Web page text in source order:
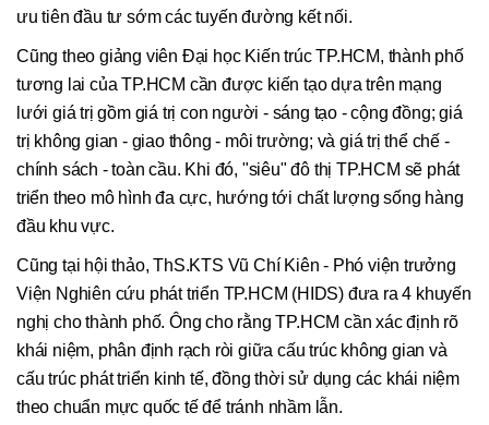
ưu tiên đầu tư sớm các tuyến đường kết nối.
Cũng theo giảng viên Đại học Kiến trúc TP.HCM, thành phố
tương lai của TP.HCM cần được kiến tạo dựa trên mạng
lưới giá trị gồm giá trị con người - sáng tạo - cộng đồng; giá
trị không gian - giao thông - môi trường; và giá trị thể chế -
chính sách - toàn cầu. Khi đó, "siêu" đô thị TP.HCM sẽ phát
triển theo mô hình đa cực, hướng tới chất lượng sống hàng
đầu khu vực.
Cũng tại hội thảo, ThS.KTS Vũ Chí Kiên - Phó viện trưởng
Viện Nghiên cứu phát triển TP.HCM (HIDS) đưa ra 4 khuyến
nghị cho thành phố. Ông cho rằng TP.HCM cần xác định rõ
khái niệm, phân định rạch ròi giữa cấu trúc không gian và
cấu trúc phát triển kinh tế, đồng thời sử dụng các khái niệm
theo chuẩn mực quốc tế để tránh nhầm lẫn.